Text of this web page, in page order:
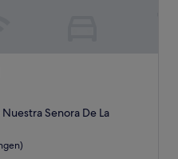
Senora De La